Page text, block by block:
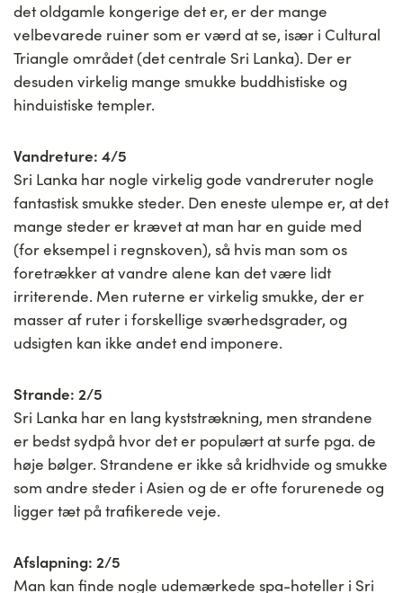
det oldgamle kongerige det er, er der mange
velbevarede ruiner som er værd at se, især i Cultural
Triangle området (det centrale Sri Lanka). Der er
desuden virkelig mange smukke buddhistiske og
hinduistiske templer.
Vandreture: 4/5
Sri Lanka har nogle virkelig gode vandreruter nogle
fantastisk smukke steder. Den eneste ulempe er, at det
mange steder er krævet at man har en guide med
(for eksempel i regnskoven), så hvis man som os
foretrækker at vandre alene kan det være lidt
irriterende. Men ruterne er virkelig smukke, der er
masser af ruter i forskellige sværhedsgrader, og
udsigten kan ikke andet end imponere.
Strande: 2/5
Sri Lanka har en lang kyststrækning, men strandene
er bedst sydpå hvor det er populært at surfe pga. de
høje bølger. Strandene er ikke så kridhvide og smukke
som andre steder i Asien og de er ofte forurenede og
ligger tæt på trafikerede veje.
Afslapning: 2/5
Man kan finde nogle udemærkede spa-hoteller i Sri